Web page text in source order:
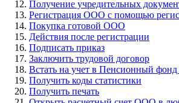
Получение учредительных
Регистрация ООО с помощью
Покупка готовой ООО
Действия после регистрации
Подписать приказ
Заключить трудовой договор
Встать на учет в Пенсионный
Получить коды статистики
Получить печать